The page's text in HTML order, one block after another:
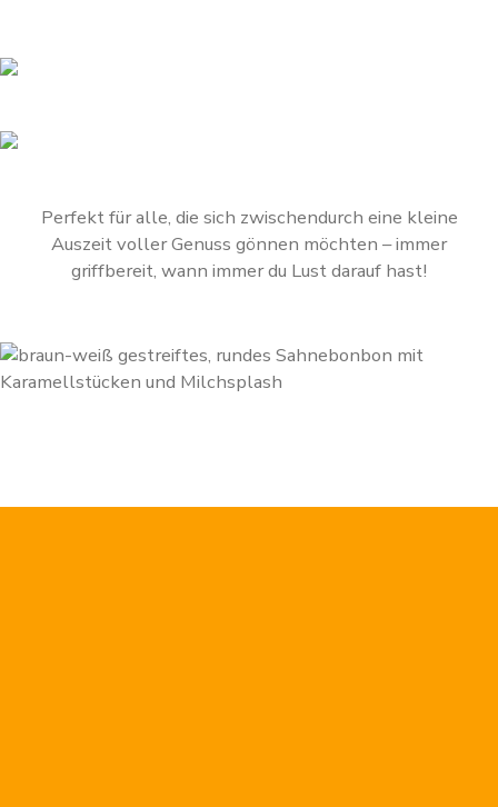
Perfekt für alle, die sich zwischendurch eine kleine
Auszeit voller Genuss gönnen möchten – immer
griffbereit, wann immer du Lust darauf hast!